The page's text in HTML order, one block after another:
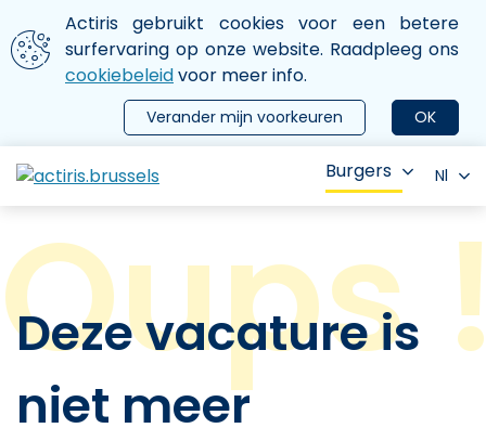
Aller au contenu principal
We gebruiken cookies
Actiris gebruikt cookies voor een betere
surfervaring op onze website. Raadpleeg ons
cookiebeleidvoor meer info.
OK
Verander mijn voorkeuren
le menu
Burgers Nl
Deze vacature is
niet meer